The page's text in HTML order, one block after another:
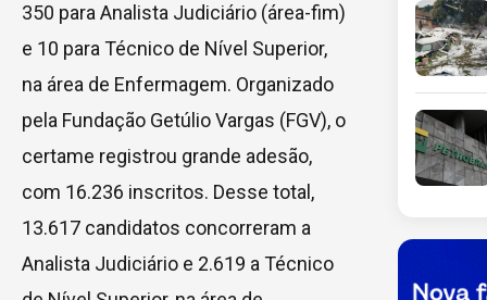
350 para Analista Judiciário (área-fim)
e 10 para Técnico de Nível Superior,
na área de Enfermagem. Organizado
pela Fundação Getúlio Vargas (FGV), o
certame registrou grande adesão,
com 16.236 inscritos. Desse total,
13.617 candidatos concorreram a
Analista Judiciário e 2.619 a Técnico